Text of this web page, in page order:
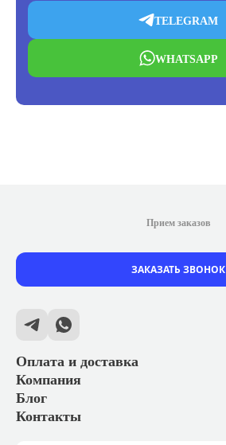
TELEGRAM
WHATSAPP
Оплата и доставка
Компания
Блог
Контакты
Прием заказов
ЗАКАЗАТЬ ЗВОНОК